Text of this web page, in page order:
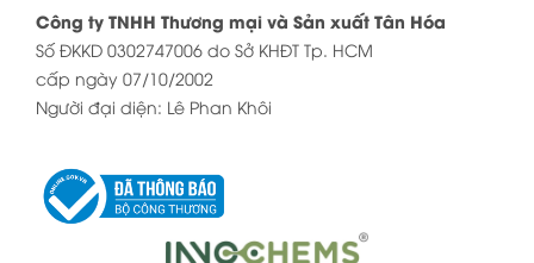
Công ty TNHH Thương mại và Sản xuất Tân Hóa
Số ĐKKD 0302747006 do Sở KHĐT Tp. HCM
cấp ngày 07/10/2002
Người đại diện: Lê Phan Khôi